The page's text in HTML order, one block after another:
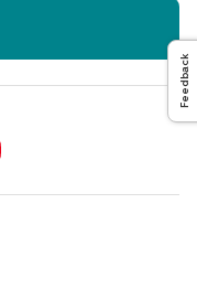
Feedback